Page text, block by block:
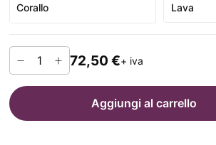
Corallo Lava
72,50 €+ iva
Aggiungi al carrello